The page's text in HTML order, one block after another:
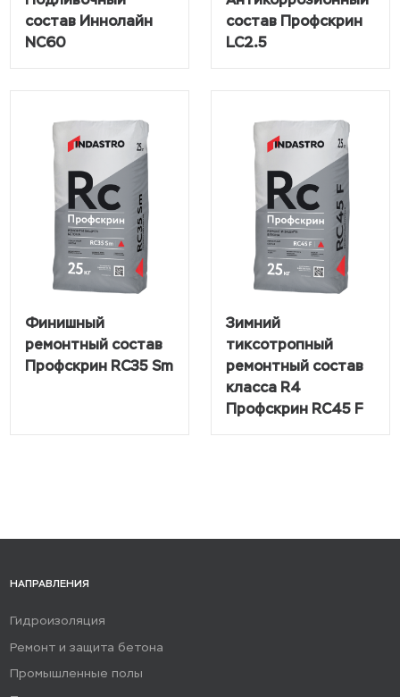
состав Иннолайн
NC60
состав Профскрин
LC2.5
Финишный
ремонтный состав
Профскрин RC35 Sm
Зимний
тиксотропный
ремонтный состав
класса R4
Профскрин RC45 F
НАПРАВЛЕНИЯ
Гидроизоляция
Ремонт и защита бетона
Промышленные полы